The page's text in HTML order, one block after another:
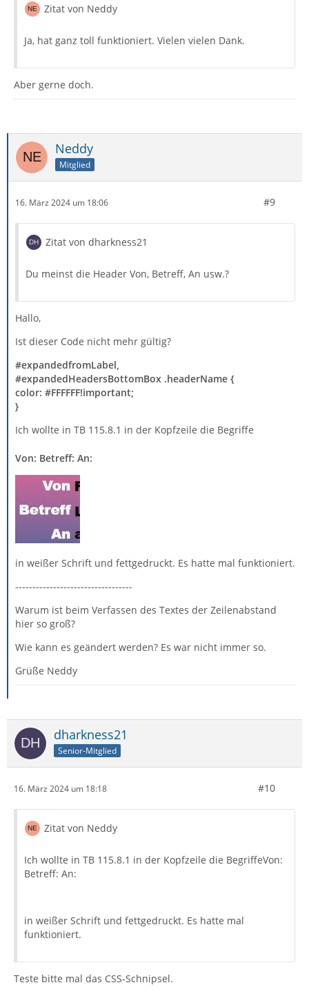
Zitat von Neddy
Ja, hat ganz toll funktioniert. Vielen vielen Dank.
Aber gerne doch.
Neddy
Mitglied
16. März 2024 um 18:06 #9
Zitat von dharkness21
Du meinst die Header Von, Betreff, An usw.?
Hallo,
Ist dieser Code nicht mehr gültig?
#expandedfromLabel,
#expandedHeadersBottomBox .headerName {
color: #FFFFFF!important;
}
Ich wollte in TB 115.8.1 in der Kopfzeile die Begriffe
Von: Betreff: An:
in weißer Schrift und fettgedruckt. Es hatte mal funktioniert.
----------------------------------
Warum ist beim Verfassen des Textes der Zeilenabstand
hier so groß?
Wie kann es geändert werden? Es war nicht immer so.
Grüße Neddy
dharkness21
Senior-Mitglied
16. März 2024 um 18:18 #10
Zitat von Neddy
Ich wollte in TB 115.8.1 in der Kopfzeile die BegriffeVon:
Betreff: An:
in weißer Schrift und fettgedruckt. Es hatte mal
funktioniert.
Teste bitte mal das CSS-Schnipsel.